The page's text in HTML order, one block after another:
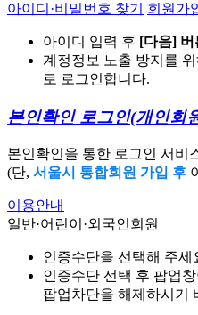
아이디·비밀번호 찾기 회원가
아이디 입력 후 [다음] 버
계정정보 노출 방지를
로 로그인합니다.
본인확인 로그인(개인회
본인확인을 통한 로그인 서비
(단, 서울시 통합회원 가입 후
이용안내
일반·어린이·외국인회원
인증수단을 선택해 주세
인증수단 선택 후 팝업
팝업차단을 해제하시기